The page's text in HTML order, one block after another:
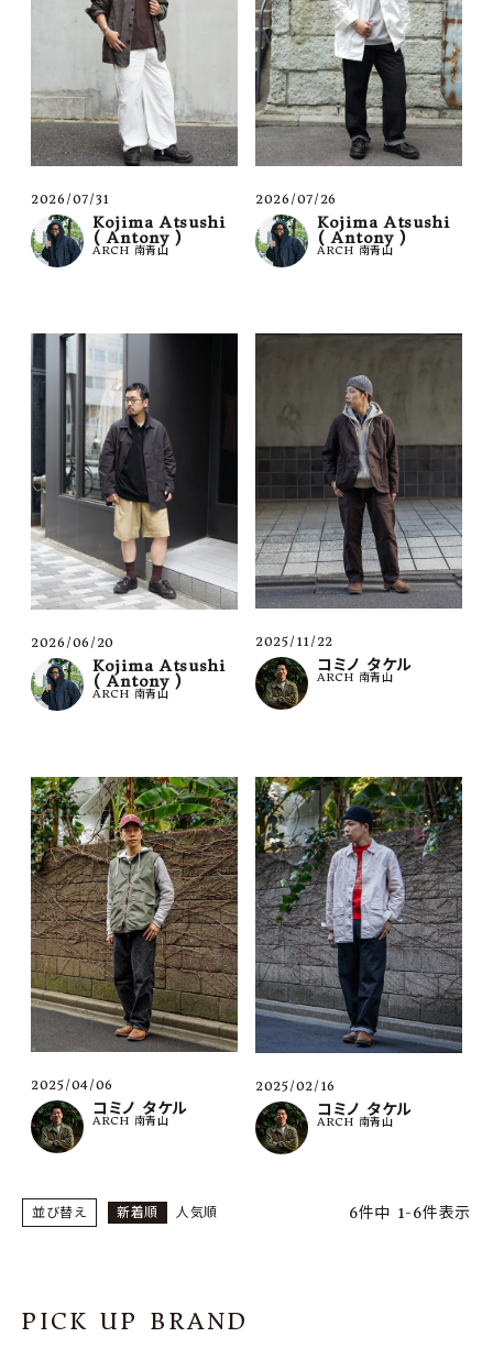
特定商取引法について
お問い合わせ
OFFICIAL WEB SITE
ACCOUNT MENU
meeting_room ログイン 会員登録
2026/07/31
Kojima Atsushi
( Antony )
ARCH 南青山
2026/07/26
Kojima Atsushi
( Antony )
ARCH 南青山
2026/06/20
Kojima Atsushi
( Antony )
ARCH 南青山
2025/11/22
コミノ タケル
ARCH 南青山
2025/04/06
コミノ タケル
ARCH 南青山
2025/02/16
コミノ タケル
ARCH 南青山
並び替え 新着順 人気順 6件中 1-6件表示
PICK UP BRAND